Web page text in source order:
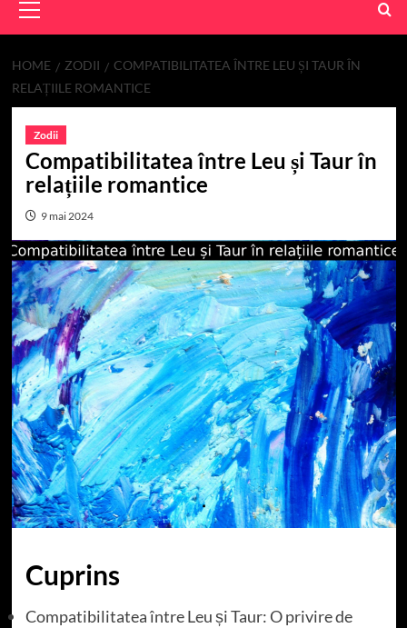
Menu
HOME ZODII
COMPATIBILITATEA ÎNTRE LEU ȘI TAUR ÎN
RELAȚIILE ROMANTICE
Zodii
Compatibilitatea între Leu și Taur în
relațiile romantice
9 mai 2024
Cuprins
Compatibilitatea între Leu și Taur: O privire de